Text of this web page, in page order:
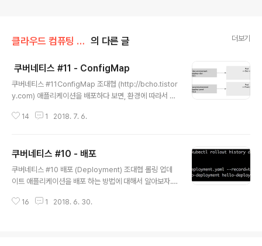
클라우드 컴퓨팅 & NoSQL/도커 & 쿠버네티스 의 다른 글 더보기
쿠버네티스 #11 - ConfigMap
쿠버네티스 #11ConfigMap 조대협 (http://bcho.tistor
y.com) 애플리케이션을 배포하다 보면, 환경에 따라서 다
스의 IP, API를 호출하기 위한 API KEY, 개발/운영에 따른
른 컨테이너 이미지를 만드는 것은 관리상 불편할 수 밖에
없다. 이러한 환경 변수나 설정값들을 변수로 관리해서 Po
d가 생성될때 이 값을 넣어줄 수 있는데, 이러한 기능을 제
과 같이 설정 파일을 만들어놓고, Pod 를 배포할때 마다
14 1 2018. 7. 6.
쿠버네티스 #10 - 배포
쿠버네티스 #10 배포 (Deployment) 조대협 롤링 업데
이트 애플리케이션을 배포 하는 방법에 대해서 알아보자.
카날리 배포, 롤링 업데이트도 여러가지 방법이 있다.그중
16 1 2018. 6. 30.